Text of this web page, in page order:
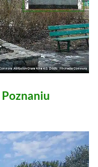
Poznaniu